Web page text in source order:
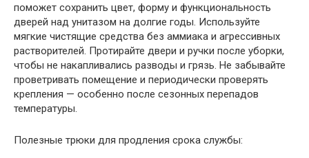
поможет сохранить цвет, форму и функциональность
дверей над унитазом на долгие годы. Используйте
мягкие чистящие средства без аммиака и агрессивных
растворителей. Протирайте двери и ручки после уборки,
чтобы не накапливались разводы и грязь. Не забывайте
проветривать помещение и периодически проверять
крепления — особенно после сезонных перепадов
температуры.
Полезные трюки для продления срока службы: